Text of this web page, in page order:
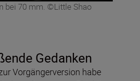
bei 70 mm. ©Little Shao
Gedanken
Vorgängerversion habe